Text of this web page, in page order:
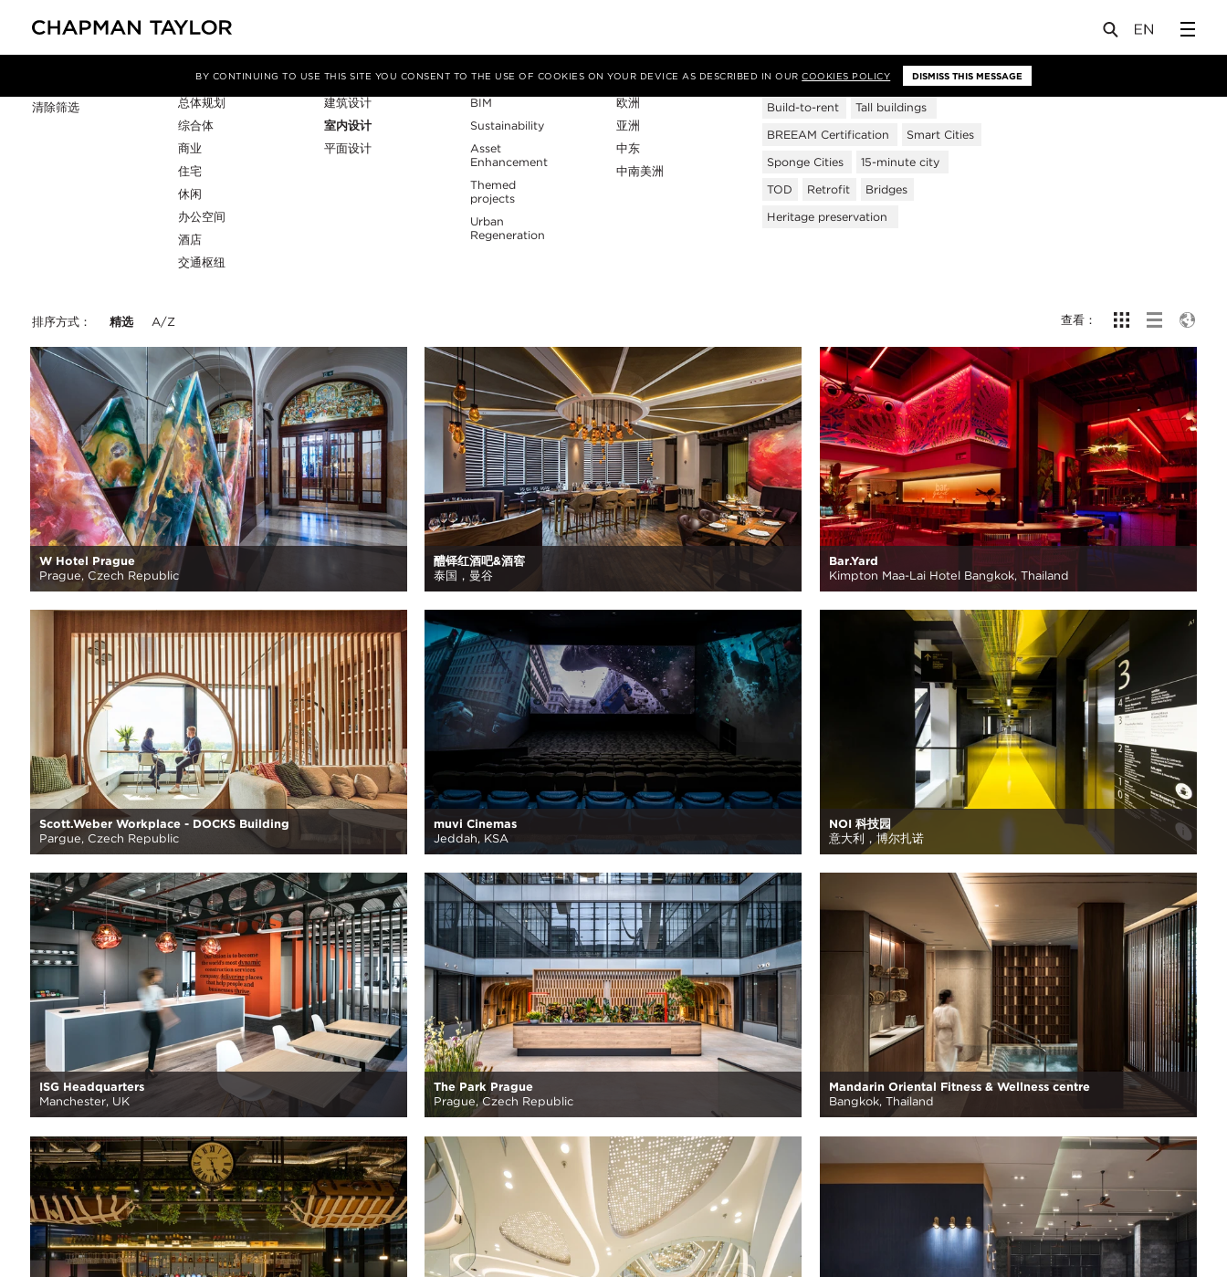
BY CONTINUING TO USE THIS SITE YOU CONSENT TO THE USE OF COOKIES ON YOUR DEVICE AS DESCRIBED IN OURCOOKIES POLICY DISMISS THIS MESSAGE
清除筛选
项目类型
总体规划
综合体
商业
住宅
休闲
办公空间
酒店
交通枢纽
服务
建筑设计
室内设计
平面设计
专业性
BIM
Sustainability
Asset
Enhancement
Themed
projects
Urban
Regeneration
地区
欧洲
亚洲
中东
中南美洲
Tags
Build-to-rent
Tall buildings
BREEAM Certification
Smart Cities
Sponge Cities
15-minute city
TOD
Retrofit
Bridges
Heritage preservation
排序方式： 精选 A/Z 查看：
W Hotel Prague
Prague, Czech Republic
醴铎红酒吧&酒窖
泰国，曼谷
Bar.Yard
Kimpton Maa-Lai Hotel Bangkok, Thailand
Scott.Weber Workplace - DOCKS Building
Pargue, Czech Republic
muvi Cinemas
Jeddah, KSA
NOI 科技园
意大利，博尔扎诺
ISG Headquarters
Manchester, UK
The Park Prague
Prague, Czech Republic
Mandarin Oriental Fitness & Wellness centre
Bangkok, Thailand